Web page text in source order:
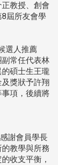
教授、創會
屆所友會學
選人推薦
常任代表林
碩士生王瓏
獎狀予許翔
項，後續將
謝會員學長
教學與所務
收支平衡，